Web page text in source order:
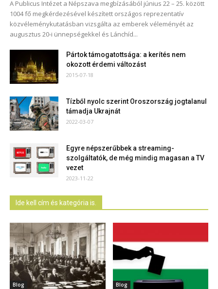
A Publicus Intézet a Népszava megbízásából június 22 – 25. között
1004 fő megkérdezésével készített országos reprezentatív
közvéleménykutatásban vizsgálta az emberek véleményét az
augusztus 20-i ünnepségekkel és Lánchíd...
Pártok támogatottsága: a kerítés nem
okozott érdemi változást
2015-07-18
Tízből nyolc szerint Oroszország jogtalanul
támadja Ukrajnát
2022-03-07
Egyre népszerűbbek a streaming-
szolgáltatók, de még mindig magasan a TV
vezet
2023-11-22
Ide kell cím és kategória is.
Blog Blog